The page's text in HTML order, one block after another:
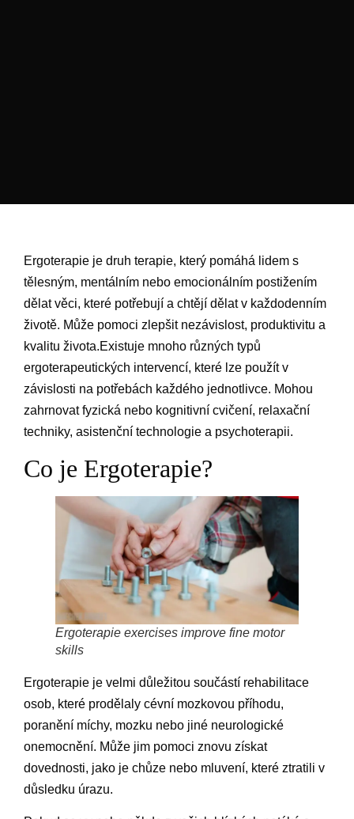
Ergoterapie je druh terapie, který pomáhá lidem s
tělesným, mentálním nebo emocionálním postižením
dělat věci, které potřebují a chtějí dělat v každodenním
životě. Může pomoci zlepšit nezávislost, produktivitu a
kvalitu života.Existuje mnoho různých typů
ergoterapeutických intervencí, které lze použít v
závislosti na potřebách každého jednotlivce. Mohou
zahrnovat fyzická nebo kognitivní cvičení, relaxační
techniky, asistenční technologie a psychoterapii.
Co je Ergoterapie?
Ergoterapie exercises improve fine motor
skills
Ergoterapie je velmi důležitou součástí rehabilitace
osob, které prodělaly cévní mozkovou příhodu,
poranění míchy, mozku nebo jiné neurologické
onemocnění. Může jim pomoci znovu získat
dovednosti, jako je chůze nebo mluvení, které ztratili v
důsledku úrazu.